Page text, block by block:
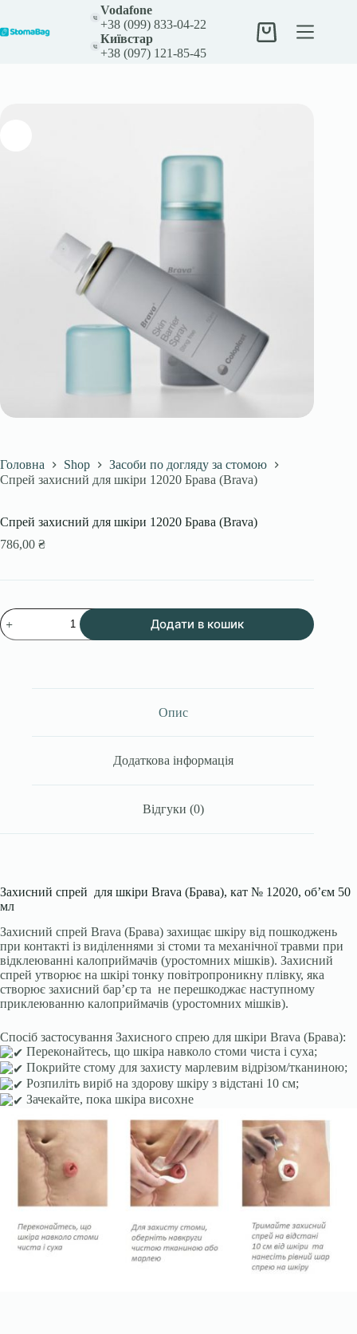
вмісту
Vodafone
+38 (099) 833-04-22
Київстар
+38 (097) 121-85-45
Кошик
Головна Shop
Засоби по догляду за стомою
Спрей захисний для шкіри 12020 Брава (Brava)
Спрей захисний для шкіри 12020 Брава (Brava)
786,00 ₴
Спрей
захисний
для
Додати в кошик
Опис
Додаткова інформація
Відгуки (0)
Захисний спрей для шкіри Brava (Брава), кат № 12020, об’єм 50
мл
Захисний спрей Brava (Брава) захищає шкіру від пошкоджень
при контакті із виділеннями зі стоми та механічної травми при
відклеюванні калоприймачів (уростомних мішків). Захисний
спрей утворює на шкірі тонку повітропроникну плівку, яка
створює захисний бар’єр та не перешкоджає наступному
приклеюванню калоприймачів (уростомних мішків).
Спосіб застосування Захисного спрею для шкіри Brava (Брава):
Переконайтесь, що шкіра навколо стоми чиста і суха;
Покрийте стому для захисту марлевим відрізом/тканиною;
Розпиліть виріб на здорову шкіру з відстані 10 см;
Зачекайте, пока шкіра висохне